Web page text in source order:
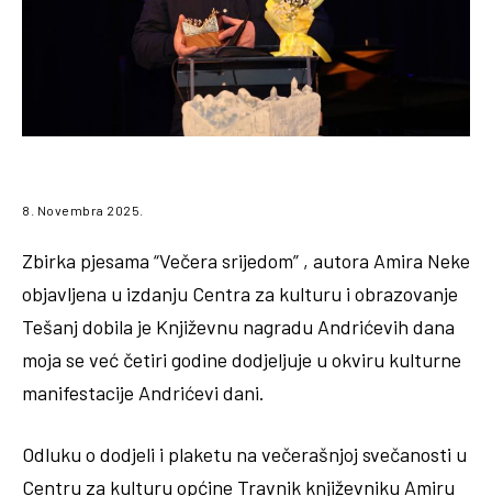
8. Novembra 2025.
Zbirka pjesama “Večera srijedom” , autora Amira Neke
objavljena u izdanju Centra za kulturu i obrazovanje
Tešanj dobila je Književnu nagradu Andrićevih dana
moja se već četiri godine dodjeljuje u okviru kulturne
manifestacije Andrićevi dani.
Odluku o dodjeli i plaketu na večerašnjoj svečanosti u
Centru za kulturu općine Travnik književniku Amiru